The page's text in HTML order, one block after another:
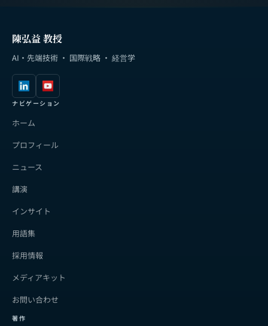
陳弘益 教授
AI・先端技術 · 国際戦略 · 経営学
ナビゲーション
ホーム
プロフィール
ニュース
講演
インサイト
用語集
採用情報
メディアキット
お問い合わせ
著作